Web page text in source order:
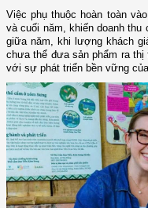
Việc phụ thuộc hoàn toàn
và cuối năm, khiến doanh
giữa năm, khi lượng khách
chưa thể đưa sản phẩm ra
với sự phát triển bền vững